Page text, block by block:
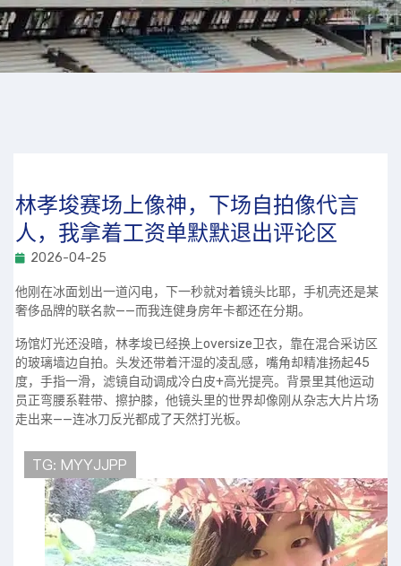
林孝埈赛场上像神，下场自拍像代言
人，我拿着工资单默默退出评论区
2026-04-25
他刚在冰面划出一道闪电，下一秒就对着镜头比耶，手机壳还是某
奢侈品牌的联名款——而我连健身房年卡都还在分期。
场馆灯光还没暗，林孝埈已经换上oversize卫衣，靠在混合采访区
的玻璃墙边自拍。头发还带着汗湿的凌乱感，嘴角却精准扬起45
度，手指一滑，滤镜自动调成冷白皮+高光提亮。背景里其他运动
员正弯腰系鞋带、擦护膝，他镜头里的世界却像刚从杂志大片片场
走出来——连冰刀反光都成了天然打光板。